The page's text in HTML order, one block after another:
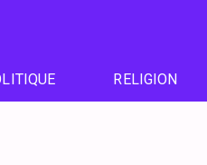
RELIGION